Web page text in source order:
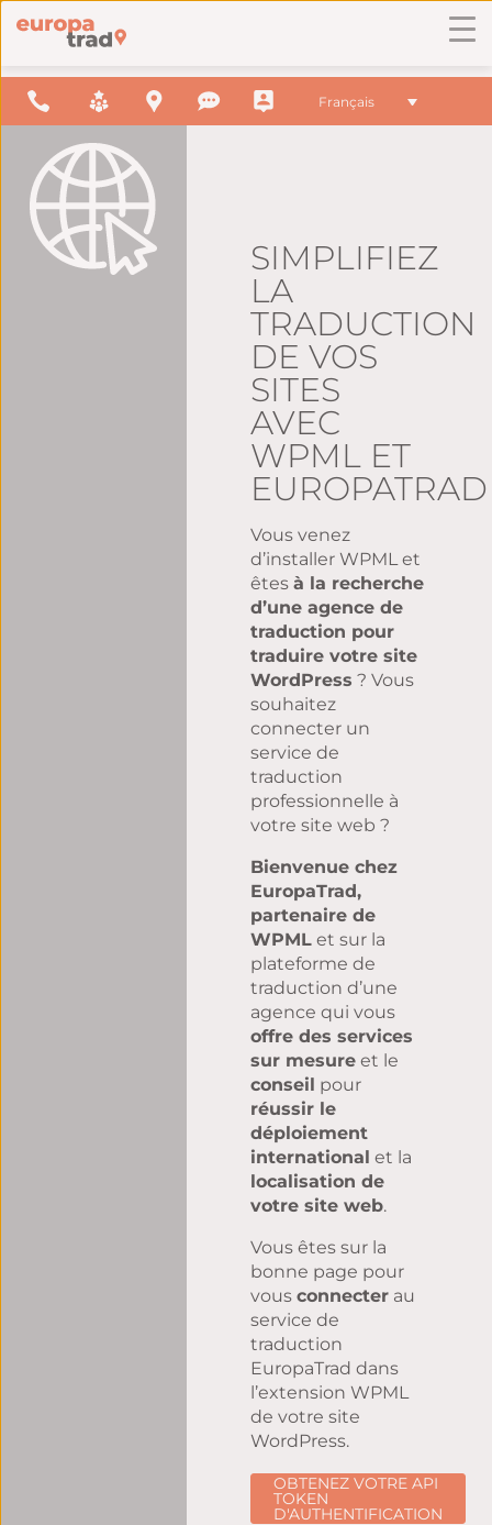
Français
SIMPLIFIEZ
LA
TRADUCTION
DE VOS
SITES
AVEC
WPML ET
EUROPATRAD
Vous venez
d’installer WPML et
êtes à la recherche
d’une agence de
traduction pour
traduire votre site
WordPress ? Vous
souhaitez
connecter un
service de
traduction
professionnelle à
votre site web ?
Bienvenue chez
EuropaTrad,
partenaire de
WPMLet sur la
plateforme de
traduction d’une
agence qui vous
offre des services
sur mesureet le
conseil pour
réussir le
déploiement
international et la
localisation de
votre site web.
Vous êtes sur la
bonne page pour
vous connecterau
service de
traduction
EuropaTrad dans
l’extension WPML
de votre site
WordPress.
OBTENEZ VOTRE API
TOKEN
D'AUTHENTIFICATION